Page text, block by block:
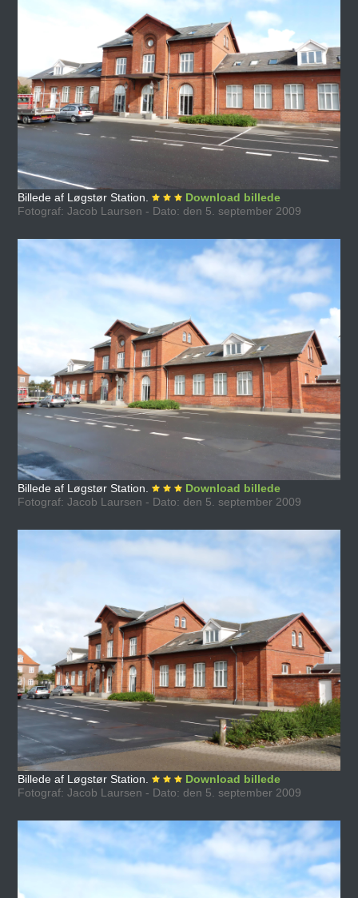
Billede af Løgstør Station.
Download billede
Fotograf: Jacob Laursen - Dato: den 5. september 2009
Billede af Løgstør Station.
Download billede
Fotograf: Jacob Laursen - Dato: den 5. september 2009
Billede af Løgstør Station.
Download billede
Fotograf: Jacob Laursen - Dato: den 5. september 2009